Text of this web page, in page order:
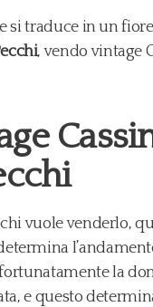
si traduce in un
, vendo vintage
chi vuole venderlo,
la
e questo